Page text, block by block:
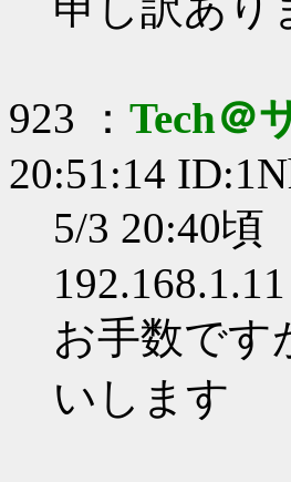
923 ： Tech＠
20:51:14
5/3 20:40頃
192.168.1.11
お手数です
いします